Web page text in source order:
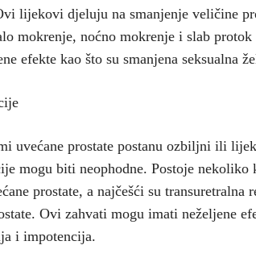
lijekovi djeluju na smanjenje veličine
mokrenje, noćno mokrenje i slab
efekte kao što su smanjena seksualna
uvećane prostate postanu ozbiljni ili
mogu biti neophodne. Postoje
prostate, a najčešći su transuretralna
Ovi zahvati mogu imati neželjene
i impotencija.